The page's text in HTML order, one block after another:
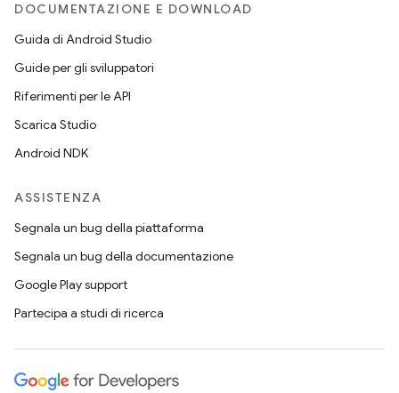
DOCUMENTAZIONE E DOWNLOAD
Guida di Android Studio
Guide per gli sviluppatori
Riferimenti per le API
Scarica Studio
Android NDK
ASSISTENZA
Segnala un bug della piattaforma
Segnala un bug della documentazione
Google Play support
Partecipa a studi di ricerca